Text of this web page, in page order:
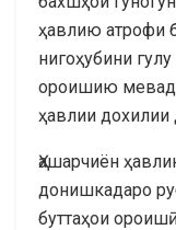
ҳавлию атрофи
нигоҳубини
ороишию
ҳавлии
Ҳашарчиён
донишкадаро
буттаҳои